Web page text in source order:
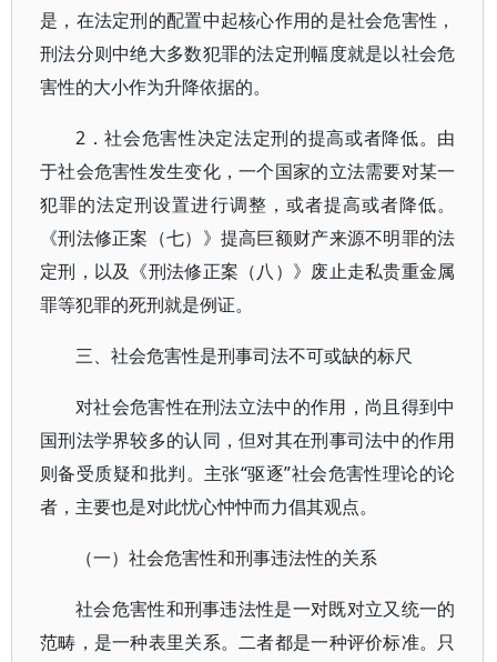
是，在法定刑的配置中起核心作用的是社会危害性，
刑法分则中绝大多数犯罪的法定刑幅度就是以社会危
害性的大小作为升降依据的。
2．社会危害性决定法定刑的提高或者降低。由
于社会危害性发生变化，一个国家的立法需要对某一
犯罪的法定刑设置进行调整，或者提高或者降低。
《刑法修正案（七）》提高巨额财产来源不明罪的法
定刑，以及《刑法修正案（八）》废止走私贵重金属
罪等犯罪的死刑就是例证。
三、社会危害性是刑事司法不可或缺的标尺
对社会危害性在刑法立法中的作用，尚且得到中
国刑法学界较多的认同，但对其在刑事司法中的作用
则备受质疑和批判。主张“驱逐”社会危害性理论的论
者，主要也是对此忧心忡忡而力倡其观点。
（一）社会危害性和刑事违法性的关系
社会危害性和刑事违法性是一对既对立又统一的
范畴，是一种表里关系。二者都是一种评价标准。只